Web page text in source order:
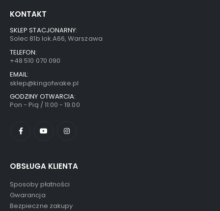
KONTAKT
SKLEP STACJONARNY:
Solec 81b lok.A66, Warszawa
TELEFON:
+48 510 070 090
EMAIL:
sklep@kingofwake.pl
GODZINY OTWARCIA:
Pon - Pią / 11:00 - 19:00
OBSŁUGA KLIENTA
Sposoby płatności
Gwarancja
Bezpieczne zakupy